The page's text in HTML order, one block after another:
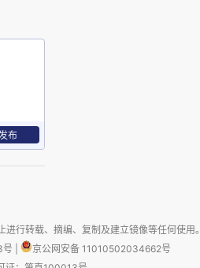
内达
另一
后一
布
行转载、摘编、复制及建立镜像等任何使用。
号
京公网安备 11010502034662号